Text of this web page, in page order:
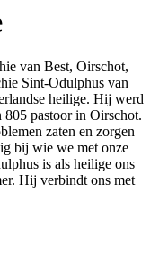
van Best, Oirschot,
Sint-Odulphus van
heilige. Hij werd
805 pastoor in Oirschot.
zaten en zorgen
bij wie we met onze
is als heilige ons
Hij verbindt ons met